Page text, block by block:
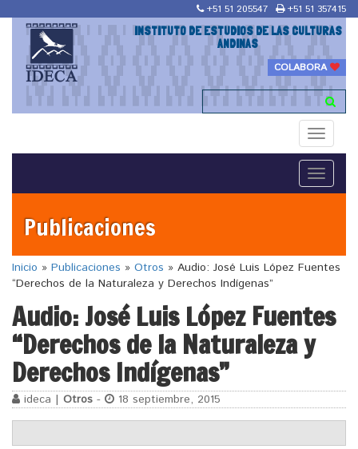
+51 51 205547 +51 51 357415
INSTITUTO DE ESTUDIOS DE LAS CULTURAS
ANDINAS
COLABORA
Toggle
Toggle
Publicaciones
Inicio » Publicaciones » Otros » Audio: José Luis López Fuentes
“Derechos de la Naturaleza y Derechos Indígenas”
Audio: José Luis López Fuentes
“Derechos de la Naturaleza y
Derechos Indígenas”
ideca | Otros - 18 septiembre, 2015